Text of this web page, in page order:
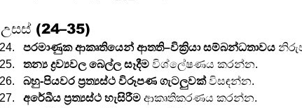
උසස් (24–35)
පරමාණුක ආකෘතියෙන් ආතති–වික්‍රියා සම්බන්ධතාවය
තන්‍ය ද්‍රව්‍යවල බෙල්ල සෑදීම විශ්ලේෂණය කරන්න.
බහු-පියවර ප්‍රත්‍යස්ථ විරූපණ ගැටලුවක් විසඳන්න.
අරේඛීය ප්‍රත්‍යස්ථ හැසිරීම ආකෘතිකරණය කරන්න.